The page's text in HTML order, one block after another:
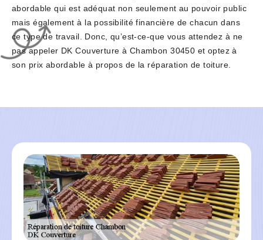
abordable qui est adéquat non seulement au pouvoir public
mais également à la possibilité financière de chacun dans
ce type de travail. Donc, qu’est-ce-que vous attendez à ne
pas appeler DK Couverture à Chambon 30450 et optez à
son prix abordable à propos de la réparation de toiture.